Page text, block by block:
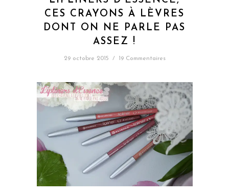
CES CRAYONS À LÈVRES
DONT ON NE PARLE PAS
ASSEZ !
29 octobre 2015 / 19 Commentaires